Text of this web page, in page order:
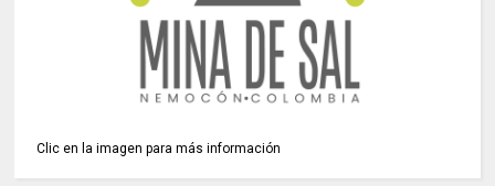
Clic en la imagen para más información